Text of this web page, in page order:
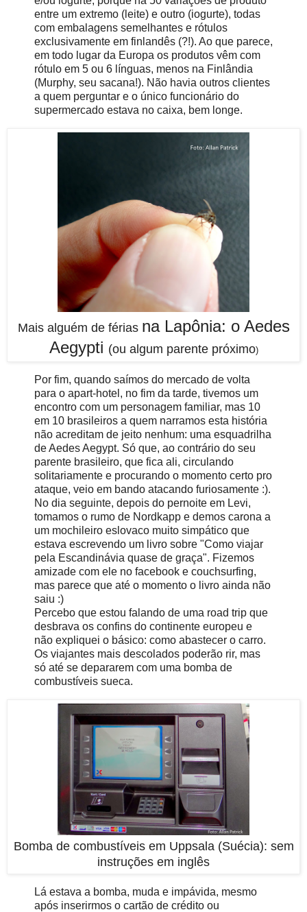
entre um extremo (leite) e outro (iogurte), todas
com embalagens semelhantes e rótulos
exclusivamente em finlandês (?!). Ao que parece,
em todo lugar da Europa os produtos vêm com
rótulo em 5 ou 6 línguas, menos na Finlândia
(Murphy, seu sacana!). Não havia outros clientes
a quem perguntar e o único funcionário do
supermercado estava no caixa, bem longe.
Mais alguém de férias na Lapônia: o Aedes
Aegypti (ou algum parente próximo)
Por fim, quando saímos do mercado de volta
para o apart-hotel, no fim da tarde, tivemos um
encontro com um personagem familiar, mas 10
em 10 brasileiros a quem narramos esta história
não acreditam de jeito nenhum: uma esquadrilha
de Aedes Aegypt. Só que, ao contrário do seu
parente brasileiro, que fica ali, circulando
solitariamente e procurando o momento certo pro
ataque, veio em bando atacando furiosamente :).
No dia seguinte, depois do pernoite em Levi,
tomamos o rumo de Nordkapp e demos carona a
um mochileiro eslovaco muito simpático que
estava escrevendo um livro sobre "Como viajar
pela Escandinávia quase de graça". Fizemos
amizade com ele no facebook e couchsurfing,
mas parece que até o momento o livro ainda não
saiu :)
Percebo que estou falando de uma road trip que
desbrava os confins do continente europeu e
não expliquei o básico: como abastecer o carro.
Os viajantes mais descolados poderão rir, mas
só até se depararem com uma bomba de
combustíveis sueca.
Bomba de combustíveis em Uppsala (Suécia): sem
instruções em inglês
Lá estava a bomba, muda e impávida, mesmo
após inserirmos o cartão de crédito ou